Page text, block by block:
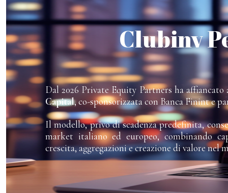
Clubinv
Dal 2026 Private Equity Partners ha
Capital, co-sponsorizzata con Banca Finint e
Il modello, privo di scadenza predefinita,
market italiano ed europeo, combinando
crescita, aggregazioni e creazione di valore nel